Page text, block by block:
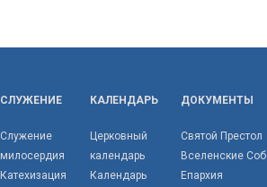
СЛУЖЕНИЕ
Служение
милосердия
Катехизация
КАЛЕНДАРЬ
Церковный
календарь
Календарь
ДОКУМЕНТЫ
Святой Престол
Вселенские
Епархия